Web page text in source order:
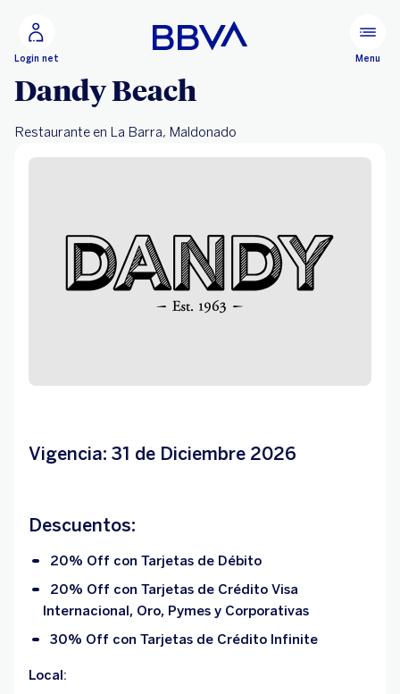
Configurar
Login net Menu
Dandy Beach
Restaurante en La Barra, Maldonado
Vigencia: 31 de Diciembre 2026
Descuentos:
20% Off con Tarjetas de Débito
20% Off con Tarjetas de Crédito Visa
Internacional, Oro, Pymes y Corporativas
30% Off con Tarjetas de Crédito Infinite
Local: